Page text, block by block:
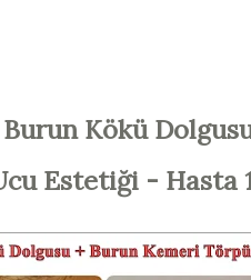
Kökü
Estetiği - Hasta